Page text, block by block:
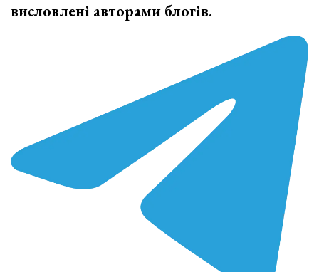
висловлені авторами блогів.